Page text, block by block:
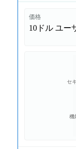
価格
10ドル ユー
機
セ